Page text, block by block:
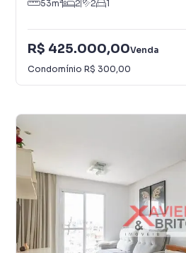
53m² 2 2 1
R$ 425.000,00Venda
Condomínio R$ 300,00